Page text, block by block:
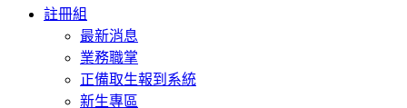
註冊組
最新消息
業務職掌
正備取生報到系統
新生專區